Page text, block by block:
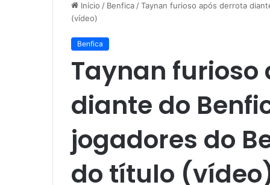
Início / Benfica /Taynan furioso após derrota
(vídeo)
Benfica
Taynan furioso
diante do
jogadores do
do título